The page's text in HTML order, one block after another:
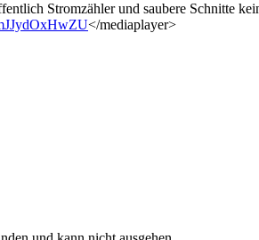
Stromzähler und saubere Schnitte
</mediaplayer>